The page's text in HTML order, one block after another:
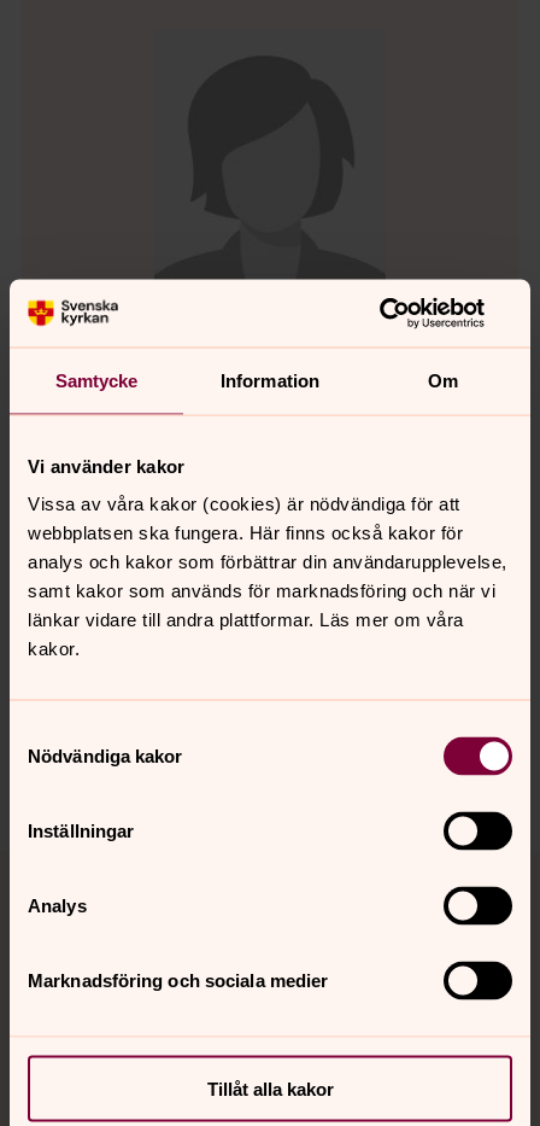
Samtycke Information Om
Vi använder kakor
Vissa av våra kakor (cookies) är nödvändiga för att
webbplatsen ska fungera. Här finns också kakor för
analys och kakor som förbättrar din användarupplevelse,
samt kakor som används för marknadsföring och när vi
länkar vidare till andra plattformar. Läs mer om våra
kakor.
Nödvändiga kakor
Inställningar
Analys
Marknadsföring och sociala medier
Tillåt alla kakor
Birgitta Stivén
Synpunkter eller frågor på sidans
innehåll?
ljungby.pastorat@svenskakyrkan.se
Kontakt